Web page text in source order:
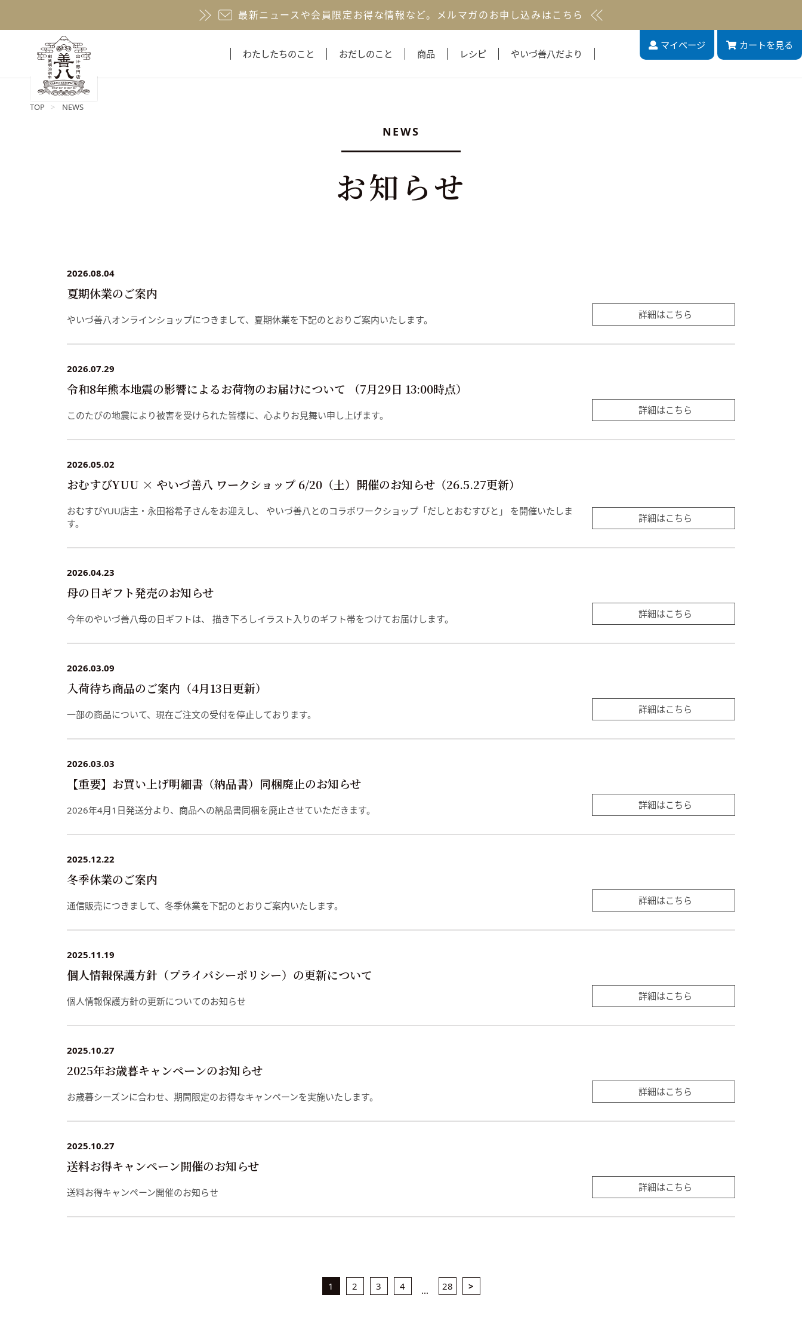
最新ニュースや会員限定お得な情報など。 メルマガのお申し込みはこちら
わたしたちのこと おだしのこと 商品 レシピ やいづ善八だより
マイページ カートを見る
TOP NEWS
NEWS
お知らせ
2026.08.04
夏期休業のご案内
やいづ善八オンラインショップにつきまして、夏期休業を下記のとおりご案内いたします。 詳細はこちら
2026.07.29
令和8年熊本地震の影響によるお荷物のお届けについて （7月29日 13:00時点）
このたびの地震により被害を受けられた皆様に、心よりお見舞い申し上げます。 詳細はこちら
2026.05.02
おむすびYUU × やいづ善八 ワークショップ 6/20（土）開催のお知らせ（26.5.27更新）
おむすびYUU店主・永田裕希子さんをお迎えし、 やいづ善八とのコラボワークショップ「だしとおむすびと」 を開催いたしま
す。
詳細はこちら
2026.04.23
母の日ギフト発売のお知らせ
今年のやいづ善八母の日ギフトは、 描き下ろしイラスト入りのギフト帯をつけてお届けします。 詳細はこちら
2026.03.09
入荷待ち商品のご案内（4月13日更新）
一部の商品について、現在ご注文の受付を停止しております。 詳細はこちら
2026.03.03
【重要】お買い上げ明細書（納品書）同梱廃止のお知らせ
2026年4月1日発送分より、商品への納品書同梱を廃止させていただきます。 詳細はこちら
2025.12.22
冬季休業のご案内
通信販売につきまして、冬季休業を下記のとおりご案内いたします。 詳細はこちら
2025.11.19
個人情報保護方針（プライバシーポリシー）の更新について
個人情報保護方針の更新についてのお知らせ 詳細はこちら
2025.10.27
2025年お歳暮キャンペーンのお知らせ
お歳暮シーズンに合わせ、期間限定のお得なキャンペーンを実施いたします。 詳細はこちら
2025.10.27
送料お得キャンペーン開催のお知らせ
送料お得キャンペーン開催のお知らせ 詳細はこちら
1 2 3 4 ... 28 >